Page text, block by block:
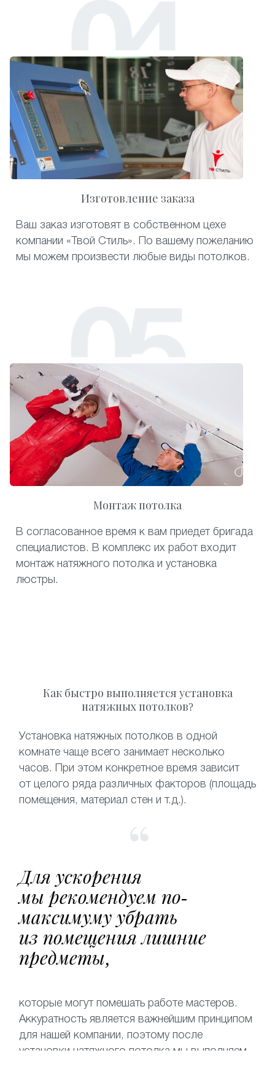
Изготовление заказа
Ваш заказ изготовят в собственном цехе
компании «Твой Стиль». По вашему пожеланию
мы можем произвести любые виды потолков.
Монтаж потолка
В согласованное время к вам приедет бригада
специалистов. В комплекс их работ входит
монтаж натяжного потолка и установка
люстры.
Как быстро выполняется установка
натяжных потолков?
Установка натяжных потолков в одной
комнате чаще всего занимает несколько
часов. При этом конкретное время зависит
от целого ряда различных факторов (площадь
помещения, материал стен и т.д.).
Для ускорения
мы рекомендуем по-
максимуму убрать
из помещения лишние
предметы,
которые могут помешать работе мастеров.
Аккуратность является важнейшим принципом
для нашей компании, поэтому после
установки натяжного потолка мы выполняем